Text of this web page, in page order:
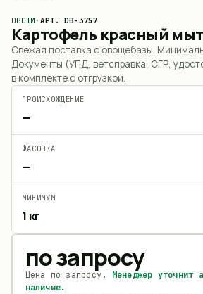
ОВОЩИ ·АРТ.DB-3757
Картофель красный
Свежая поставка с овощебазы.
Документы (УПД, ветсправка, СГР,
в комплекте с отгрузкой.
ПРОИСХОЖДЕНИЕ
—
ФАСОВКА
—
МИНИМУМ
1 кг
по запросу
Цена по запросу. Менеджер уточнит
наличие.